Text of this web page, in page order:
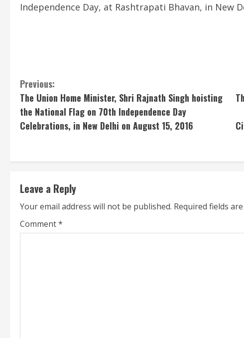
Independence Day, at Rashtrapati Bhavan, in New
C
o
n
n
u
e
Previous:
The Union Home Minister, Shri Rajnath Singh hoisting
the National Flag on 70th Independence Day
Celebrations, in New Delhi on August 15, 2016
Leave a Reply
Your email address will not be published. Required fields
Comment*